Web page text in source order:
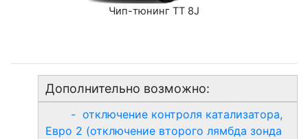
Чип-тюнинг TT 8J
Дополнительно возможно:
- отключение контроля катализатора,
Евро 2 (отключение второго лямбда зонда